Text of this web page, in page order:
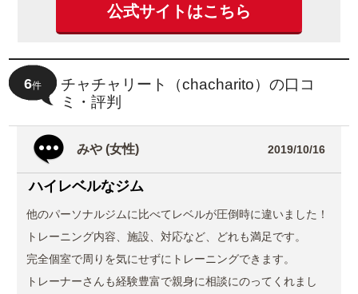
公式サイトはこちら
6件
チャチャリート（chacharito）の口コ
ミ・評判
みや (女性) 2019/10/16
ハイレベルなジム
他のパーソナルジムに比べてレベルが圧倒時に違いました！
トレーニング内容、施設、対応など、どれも満足です。
完全個室で周りを気にせずにトレーニングできます。
トレーナーさんも経験豊富で親身に相談にのってくれまし